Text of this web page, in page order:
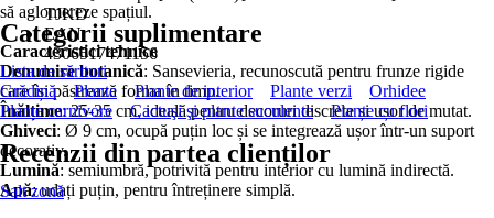
TJKD
EAN
4306517471156
să aglomereze spațiul.
Caracteristici tehnice
Denumire botanică: Sansevieria, recunoscută pentru frunze rigide
care își păstrează forma în timp.
Înălțime: 25-35 cm, ideală pentru decoruri discrete și ușor de mutat.
Ghiveci: Ø 9 cm, ocupă puțin loc și se integrează ușor într-un suport
decorativ.
Lumină: semiumbră, potrivită pentru interior cu lumină indirectă.
Apă: udați puțin, pentru întreținere simplă.
Categorii suplimentare
Lista de sărituri
Grădină
Plante Plante de interior Plante verzi
Orhidee
Plante carnivore
Cactuşi şi plante suculente Plante cu flori
Recenzii din partea clienților
Salt zonă